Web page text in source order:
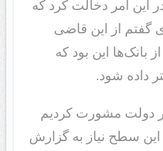
این امر دخالت کرد که
گفتم از این قاضی
بانک‌ها این بود که
داده شود.
دولت مشورت کردیم
این سطح نیاز به گزارش